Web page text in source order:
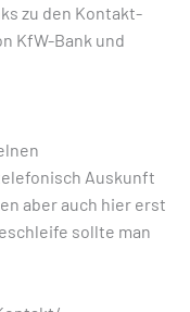
zu den Kontakt-
KfW-Bank und
Auskunft
aber auch hier erst
sollte man